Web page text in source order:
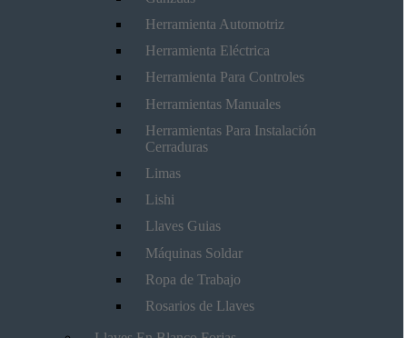
Herramienta Automotriz
Herramienta Eléctrica
Herramienta Para Controles
Herramientas Manuales
Herramientas Para Instalación
Cerraduras
Limas
Lishi
Llaves Guias
Máquinas Soldar
Ropa de Trabajo
Rosarios de Llaves